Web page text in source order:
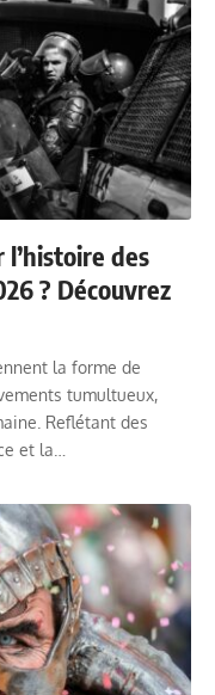
des
? Découvrez
la forme de
tumultueux,
Reflétant des
et la…